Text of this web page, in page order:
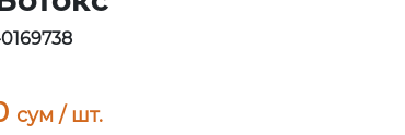
сум / шт.